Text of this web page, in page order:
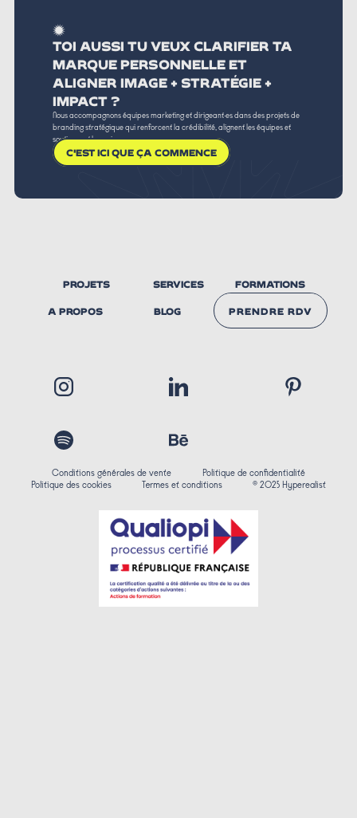
TOI AUSSI TU VEUX CLARIFIER TA
MARQUE PERSONNELLE ET
ALIGNER IMAGE + STRATÉGIE +
IMPACT ?
Nous accompagnons équipes marketing et dirigeant·es dans des projets de
branding stratégique qui renforcent la crédibilité, alignent les équipes et
soutiennent la croissance.
C'EST ICI QUE ÇA COMMENCE
PROJETS SERVICES FORMATIONS
A PROPOS BLOG
PRENDRE RDV
Conditions générales de vente
Politique de confidentialité
Politique des cookies
Termes et conditions © 2025 Hyperealist